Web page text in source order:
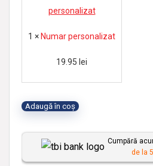
o
n
1 × Numar personalizat
19.95 lei
Adaugă în coș
Cumpără
de la